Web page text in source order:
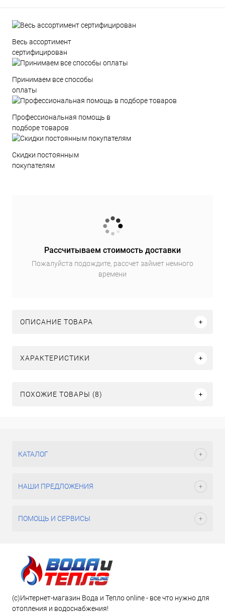
Весь ассортимент
сертифицирован
Принимаем все способы
оплаты
Профессиональная помощь в
подборе товаров
Скидки постоянным
покупателям
Рассчитываем стоимость доставки
Пожалуйста подождите, рассчет займет немного
времени
ОПИСАНИЕ ТОВАРА
ХАРАКТЕРИСТИКИ
ПОХОЖИЕ ТОВАРЫ (8)
КАТАЛОГ
НАШИ ПРЕДЛОЖЕНИЯ
ПОМОЩЬ И СЕРВИСЫ
(c)Интернет-магазин Вода и Тепло online - все что нужно для
отопления и водоснабжения!